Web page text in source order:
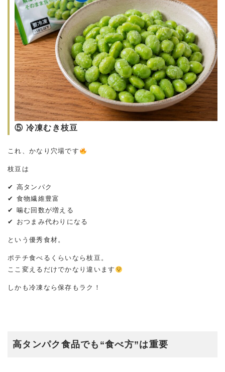
⑤ 冷凍むき枝豆
これ、かなり穴場です
枝豆は
✔ 高タンパク
✔ 食物繊維豊富
✔ 噛む回数が増える
✔ おつまみ代わりになる
という優秀食材。
ポテチ食べるくらいなら枝豆。
ここ変えるだけでかなり違います
しかも冷凍なら保存もラク！
高タンパク食品でも“食べ方”は重要